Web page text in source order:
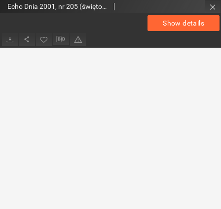
Show details
Echo Dnia 2001, nr 205 (świętokrzyskie 3)